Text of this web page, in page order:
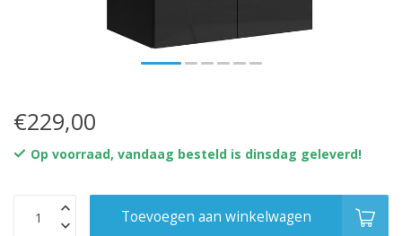
€229,00
Op voorraad, vandaag besteld is dinsdag geleverd!
Toevoegen aan winkelwagen